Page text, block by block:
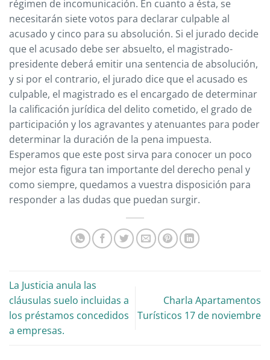
régimen de incomunicación. En cuanto a ésta, se
necesitarán siete votos para declarar culpable al
acusado y cinco para su absolución. Si el jurado decide
que el acusado debe ser absuelto, el magistrado-
presidente deberá emitir una sentencia de absolución,
y si por el contrario, el jurado dice que el acusado es
culpable, el magistrado es el encargado de determinar
la calificación jurídica del delito cometido, el grado de
participación y los agravantes y atenuantes para poder
determinar la duración de la pena impuesta.
Esperamos que este post sirva para conocer un poco
mejor esta figura tan importante del derecho penal y
como siempre, quedamos a vuestra disposición para
responder a las dudas que puedan surgir.
La Justicia anula las
cláusulas suelo incluidas a
los préstamos concedidos
a empresas.
Charla Apartamentos
Turísticos 17 de noviembre